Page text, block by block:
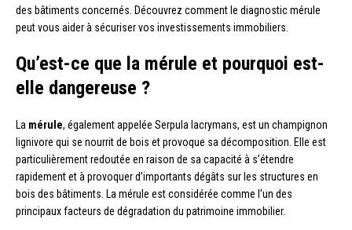
des bâtiments concernés. Découvrez comment le diagnostic mérule
peut vous aider à sécuriser vos investissements immobiliers.
Qu’est-ce que la mérule et pourquoi est-
elle dangereuse ?
La mérule, également appelée Serpula lacrymans, est un champignon
lignivore qui se nourrit de bois et provoque sa décomposition. Elle est
particulièrement redoutée en raison de sa capacité à s’étendre
rapidement et à provoquer d’importants dégâts sur les structures en
bois des bâtiments. La mérule est considérée comme l’un des
principaux facteurs de dégradation du patrimoine immobilier.